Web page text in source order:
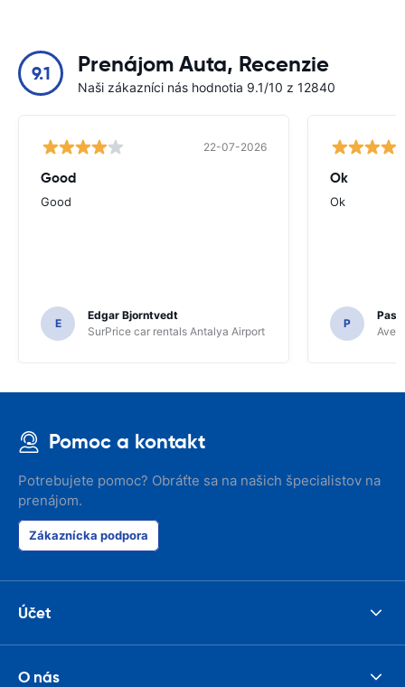
9.1 Prenájom Auta, Recenzie
Naši zákazníci nás hodnotia 9.1/10 z 12840
22-07-2026
Good
Good
E
Edgar Bjorntvedt
SurPrice car rentals Antalya Airport
Ok
Ok
P
Avec
Pomoc a kontakt
Potrebujete pomoc? Obráťte sa na našich špecialistov na
prenájom.
Zákaznícka podpora
Účet
O nás